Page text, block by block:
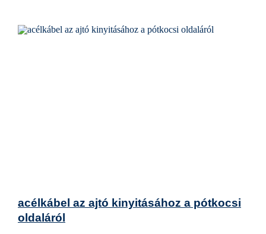
acélkábel az ajtó kinyitásához a pótkocsi
oldaláról